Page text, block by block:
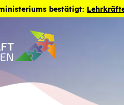
bestätigt: